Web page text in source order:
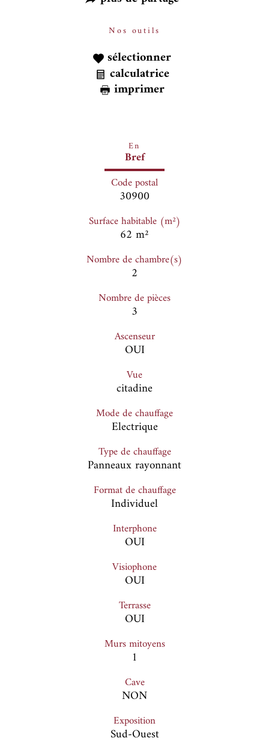
En
Bref
Code postal
30900
Surface habitable (m²)
62 m²
Nombre de chambre(s)
2
Nombre de pièces
3
Ascenseur
OUI
Vue
citadine
Mode de chauffage
Electrique
Type de chauffage
Panneaux rayonnant
Format de chauffage
Individuel
Interphone
OUI
Visiophone
OUI
Terrasse
OUI
Murs mitoyens
1
Cave
NON
Exposition
Sud-Ouest
Nos outils
sélectionner
calculatrice
imprimer